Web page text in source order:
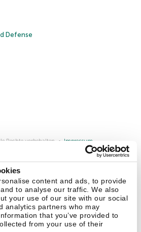
content and ads, to provide
to analyse our traffic. We also
your use of our site with our social
analytics partners who may
that you’ve provided to
from your use of their
Defense
Rechte vorbehalten.
Impressum
Lizenzvereinbarung B2B
B2B-Vertriebspartner
Blog
Weitere Informationen
Enzyklopädie